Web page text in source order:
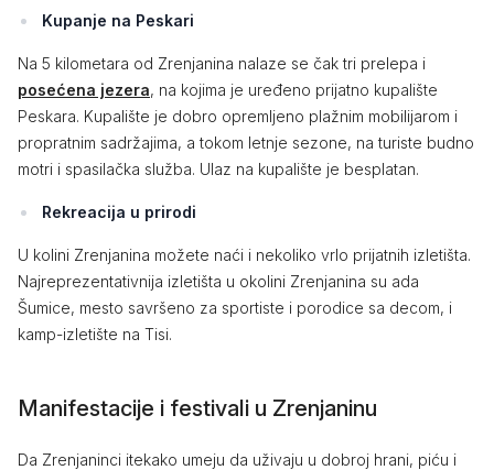
Kupanje na Peskari
Na 5 kilometara od Zrenjanina nalaze se čak tri prelepa i
posećena jezera, na kojima je uređeno prijatno kupalište
Peskara. Kupalište je dobro opremljeno plažnim mobilijarom i
propratnim sadržajima, a tokom letnje sezone, na turiste budno
motri i spasilačka služba. Ulaz na kupalište je besplatan.
Rekreacija u prirodi
U kolini Zrenjanina možete naći i nekoliko vrlo prijatnih izletišta.
Najreprezentativnija izletišta u okolini Zrenjanina su ada
Šumice, mesto savršeno za sportiste i porodice sa decom, i
kamp-izletište na Tisi.
Manifestacije i festivali u Zrenjaninu
Da Zrenjaninci itekako umeju da uživaju u dobroj hrani, piću i